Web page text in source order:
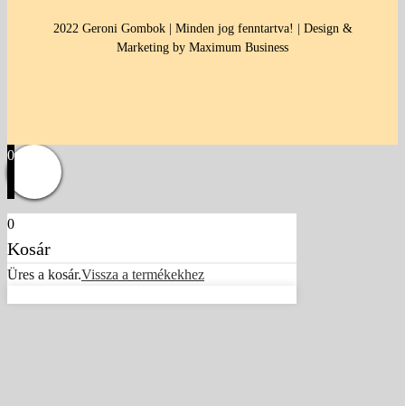
2022 Geroni Gombok | Minden jog fenntartva! | Design &
Marketing by Maximum Business
0
0
Kosár
Üres a kosár.Vissza a termékekhez